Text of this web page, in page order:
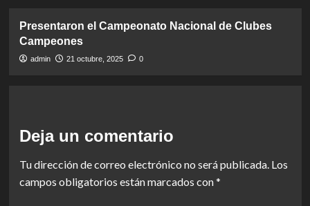
Presentaron el Campeonato Nacional de Clubes
Campeones
admin 21 octubre, 2025 0
Deja un comentario
Tu dirección de correo electrónico no será publicada. Los
campos obligatorios están marcados con*